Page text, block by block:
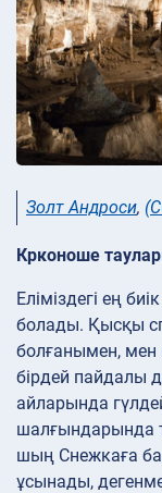
Золт Андроси,
Крконоше
Еліміздегі ең
болады. Қысқы
болғанымен, мен
бірдей пайдалы
айларында
шалғындарында
шың Снежкаға
ұсынады,